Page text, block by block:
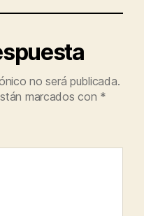
no será publicada.
marcados con *